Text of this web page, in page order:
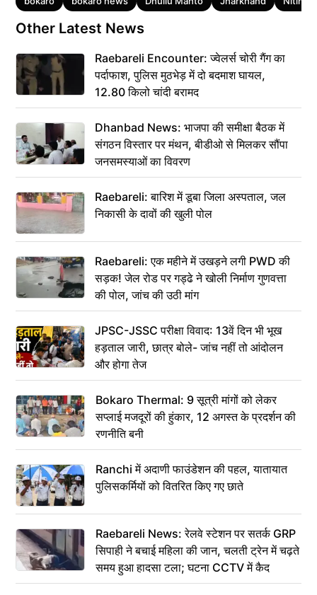
Other Latest News
Raebareli Encounter: ज्वेलर्स चोरी गैंग का
पर्दाफाश, पुलिस मुठभेड़ में दो बदमाश घायल,
12.80 किलो चांदी बरामद
Dhanbad News: भाजपा की समीक्षा बैठक में
संगठन विस्तार पर मंथन, बीडीओ से मिलकर सौंपा
जनसमस्याओं का विवरण
Raebareli: बारिश में डूबा जिला अस्पताल, जल
निकासी के दावों की खुली पोल
Raebareli: एक महीने में उखड़ने लगी PWD की
सड़क! जेल रोड पर गड्ढे ने खोली निर्माण गुणवत्ता
की पोल, जांच की उठी मांग
JPSC-JSSC परीक्षा विवाद: 13वें दिन भी भूख
हड़ताल जारी, छात्र बोले- जांच नहीं तो आंदोलन
और होगा तेज
Bokaro Thermal: 9 सूत्री मांगों को लेकर
सप्लाई मजदूरों की हुंकार, 12 अगस्त के प्रदर्शन की
रणनीति बनी
Ranchi में अदाणी फाउंडेशन की पहल, यातायात
पुलिसकर्मियों को वितरित किए गए छाते
Raebareli News: रेलवे स्टेशन पर सतर्क GRP
सिपाही ने बचाई महिला की जान, चलती ट्रेन में चढ़ते
समय हुआ हादसा टला; घटना CCTV में कैद